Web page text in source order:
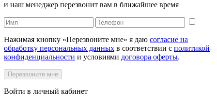
и наш менеджер перезвонит вам в ближайшее время
Нажимая кнопку «Перезвоните мне» я даю согласие на
обработку персональных данных в соответствии с политикой
конфиденциальности и условиями договора оферты.
Перезвоните мне
Войти в личный кабинет